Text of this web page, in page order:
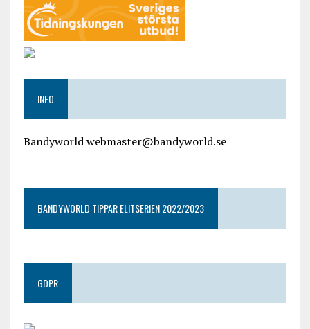
INFO
Bandyworld webmaster@bandyworld.se
BANDYWORLD TIPPAR ELITSERIEN 2022/2023
GDPR